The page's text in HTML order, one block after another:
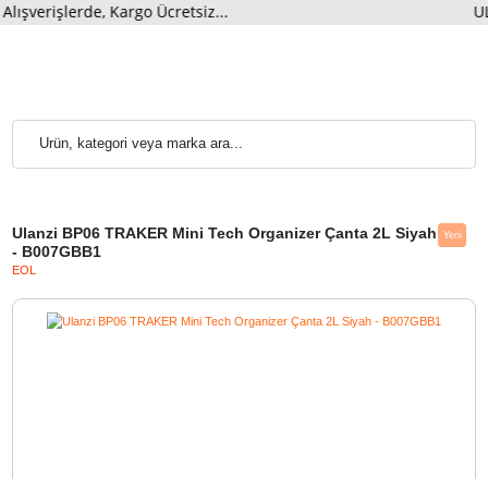
Ulanzi BP06 TRAKER Mini Tech Organizer Çanta 2L Siyah
- B007GBB1
EOL
Kargo Ücretsiz...